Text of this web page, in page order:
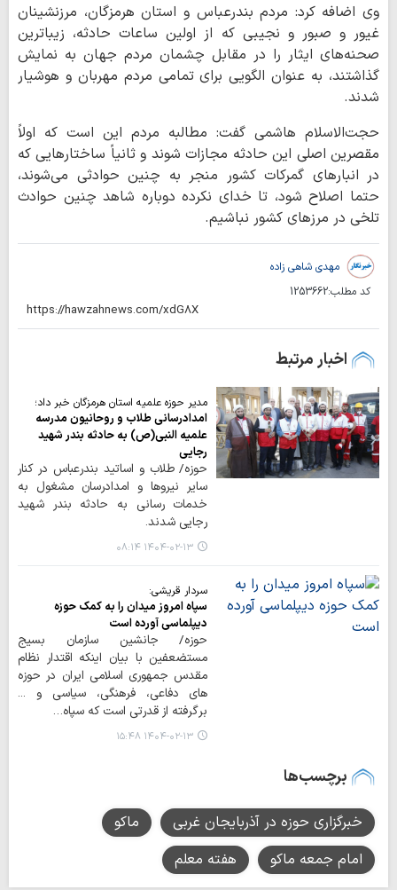
وی اضافه کرد: مردم بندرعباس و استان هرمزگان، مرزنشینان
غیور و صبور و نجیبی که از اولین ساعات حادثه، زیباترین
صحنه‌های ایثار را در مقابل چشمان مردم جهان به نمایش
گذاشتند، به عنوان الگویی برای تمامی مردم مهربان و هوشیار
شدند.
حجت‌الاسلام هاشمی گفت: مطالبه مردم این است که اولاً
مقصرین اصلی این حادثه مجازات شوند و ثانیاً ساختارهایی که
در انبارهای گمرکات کشور منجر به چنین حوادثی می‌شوند،
حتما اصلاح شود، تا خدای نکرده دوباره شاهد چنین حوادث
تلخی در مرزهای کشور نباشیم.
مهدی شاهی زاده
کد مطلب:1253662
اخبار مرتبط
مدیر حوزه علمیه استان هرمزگان خبر داد؛
امدادرسانی طلاب و روحانیون مدرسه
علمیه النبی(ص) به حادثه بندر شهید
رجایی
حوزه/ طلاب و اساتید بندرعباس در کنار
سایر نیروها و امدادرسان مشغول به
خدمات رسانی به حادثه بندر شهید
رجایی شدند.
۱۴۰۴-۰۲-۱۳ ۰۸:۱۴
سردار قریشی:
سپاه امروز میدان را به کمک حوزه
دیپلماسی آورده است
حوزه/ جانشین سازمان بسیج
مستضعفین با بیان اینکه اقتدار نظام
مقدس جمهوری اسلامی ایران در حوزه
های دفاعی، فرهنگی، سیاسی و ...
برگرفته از قدرتی است که سپاه…
۱۴۰۴-۰۲-۱۳ ۱۵:۴۸
برچسب‌ها
خبرگزاری حوزه در آذربایجان غربی
ماکو
امام جمعه ماکو
هفته معلم